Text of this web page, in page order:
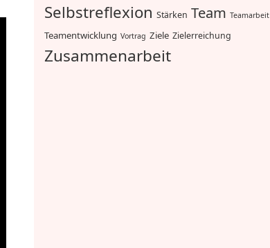
Selbstreflexion Stärken Team Teamarbeit
Teamentwicklung Vortrag Ziele Zielerreichung
Zusammenarbeit